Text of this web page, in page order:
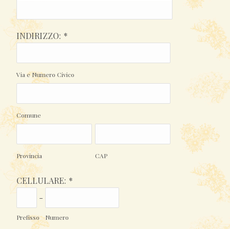
INDIRIZZO: *
Via e Numero Civico
Comune
Provincia CAP
CELLULARE: *
Prefisso
-
Numero